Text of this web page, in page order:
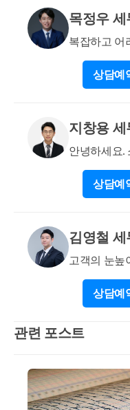
는 현장실사가 없습
컨텐츠를 제작하여
시는 것도 좋으실거라 사료됩니
비스업으로 85423 코드
려드린 코드에서 충
참조하세요) 업종코드에 대해서 어려운 경우, 사업자
등록증 정정시 해당
의 업종추가는 필히
무서에서 서면으로
최종적으로 부가세 신고**때까지는 필히 코드를 명확
히 하셔야 합니다. 업종코드는 추계경비율대상자, 즉
매출이 저조하여 장
는 의미가 없게되나,
리 정확히 파악하여
획을 정확히 확인해
니다. 감사합니다. 참고로 부가세 신고로서 업종코드
는 사업자등록증 발
다. 이에 첫 영업을 시
행하시고, 일정 금액
일반으로 전환되므
에 여러 개의 업종을
별로 감면을 판단하
대상이
목정우 세
복잡하고 어
겠습니다.
상담예
지창용 세
안녕하세요.
입니다.
상담예
김영철 세
고객의 눈높
시해드립니
상담예
관련 포스트